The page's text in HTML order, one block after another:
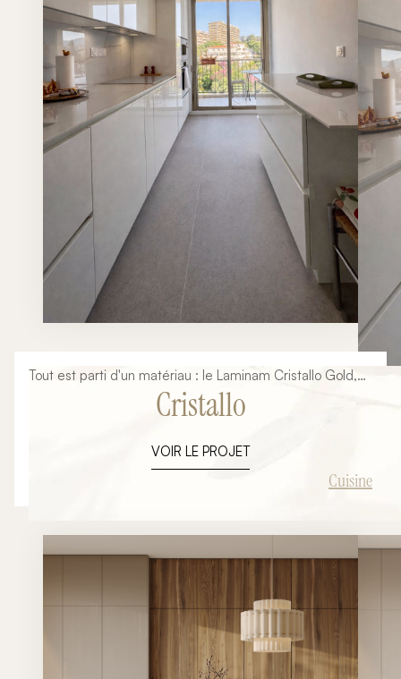
Tout est parti d'un matériau : le Laminam Cristallo Gold,
avec ses veines dorées posées à plat sur un grand
format sans joint. Autour de lui, tout le reste s'est
l'effacement de l'électroménager, la chaleur du luminaire
Cristallo
VOIR LE PROJET
Cuisine